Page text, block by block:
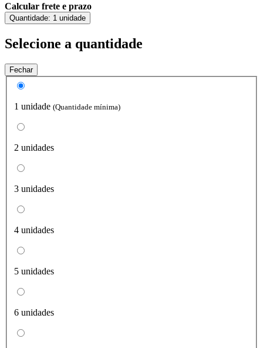
Calcular frete e prazo
Quantidade: 1 unidade
Selecione a quantidade
Fechar
1 unidade (Quantidade mínima)
2 unidades
3 unidades
4 unidades
5 unidades
6 unidades